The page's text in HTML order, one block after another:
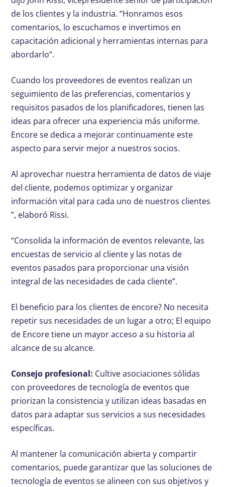
de los clientes y la industria. “Honramos esos
comentarios, lo escuchamos e invertimos en
capacitación adicional y herramientas internas para
abordarlo”.
Cuando los proveedores de eventos realizan un
seguimiento de las preferencias, comentarios y
requisitos pasados ​​de los planificadores, tienen las
ideas para ofrecer una experiencia más uniforme.
Encore se dedica a mejorar continuamente este
aspecto para servir mejor a nuestros socios.
Al aprovechar nuestra herramienta de datos de viaje
del cliente, podemos optimizar y organizar
información vital para cada uno de nuestros clientes
”, elaboró ​​Rissi.
“Consolida la información de eventos relevante, las
encuestas de servicio al cliente y las notas de
eventos pasados ​​para proporcionar una visión
integral de las necesidades de cada cliente”.
El beneficio para los clientes de encore? No necesita
repetir sus necesidades de un lugar a otro; El equipo
de Encore tiene un mayor acceso a su historia al
alcance de su alcance.
Consejo profesional: Cultive asociaciones sólidas
con proveedores de tecnología de eventos que
priorizan la consistencia y utilizan ideas basadas en
datos para adaptar sus servicios a sus necesidades
específicas.
Al mantener la comunicación abierta y compartir
comentarios, puede garantizar que las soluciones de
tecnología de eventos se alineen con sus objetivos y